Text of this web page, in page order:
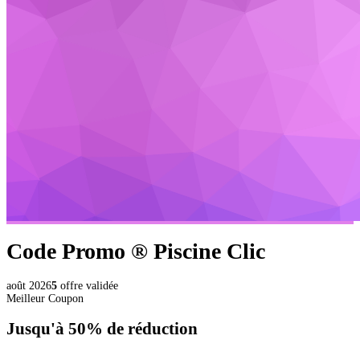
Code Promo ® Piscine Clic
août 20265 offre validée
Meilleur Coupon
Jusqu'à 50% de réduction